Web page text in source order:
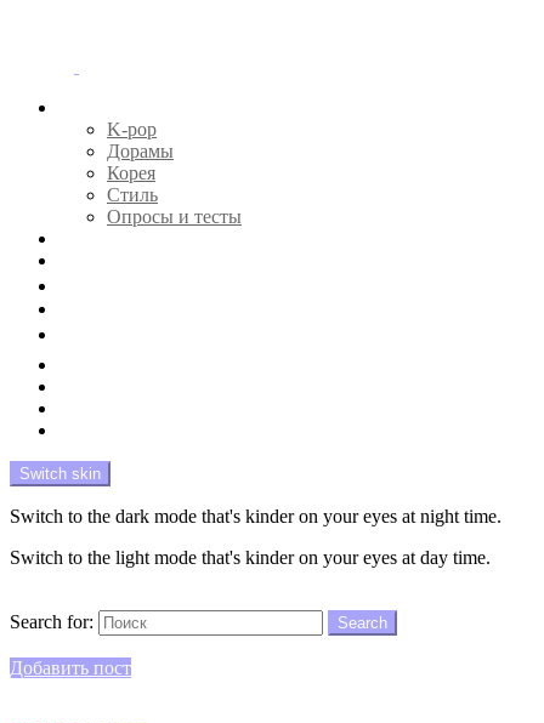
K-pop
Дорамы
Корея
Стиль
Опросы и тесты
Switch skin
Switch to the dark mode that's kinder on your eyes at night time.
Switch to the light mode that's kinder on your eyes at day time.
Search for:
Search
Добавить пост